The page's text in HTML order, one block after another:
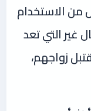
الاستخدام
غير التي تعد
زواجهم،